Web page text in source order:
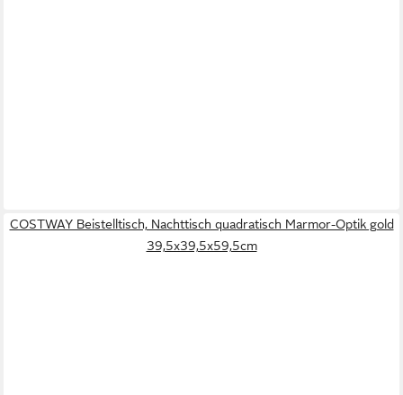
COSTWAY Beistelltisch, Nachttisch quadratisch Marmor-Optik gold
39,5x39,5x59,5cm